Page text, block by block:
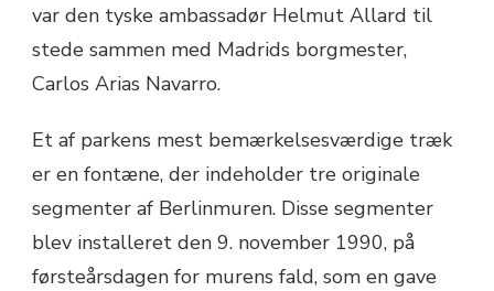
var den tyske ambassadør Helmut Allard til
stede sammen med Madrids borgmester,
Carlos Arias Navarro.
Et af parkens mest bemærkelsesværdige træk
er en fontæne, der indeholder tre originale
segmenter af Berlinmuren. Disse segmenter
blev installeret den 9. november 1990, på
førsteårsdagen for murens fald, som en gave